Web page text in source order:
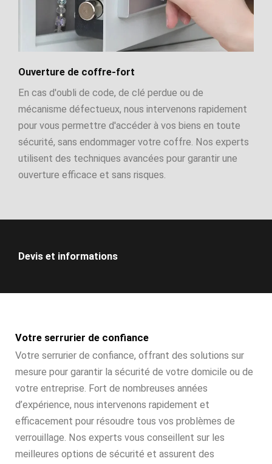
Ouverture de coffre-fort
En cas d'oubli de code, de clé perdue ou de
mécanisme défectueux, nous intervenons rapidement
pour vous permettre d'accéder à vos biens en toute
sécurité, sans endommager votre coffre. Nos experts
utilisent des techniques avancées pour garantir une
ouverture efficace et sans risques.
Devis et informations
Votre serrurier de confiance
Votre serrurier de confiance, offrant des solutions sur
mesure pour garantir la sécurité de votre domicile ou de
votre entreprise. Fort de nombreuses années
d’expérience, nous intervenons rapidement et
efficacement pour résoudre tous vos problèmes de
verrouillage. Nos experts vous conseillent sur les
meilleures options de sécurité et assurent des